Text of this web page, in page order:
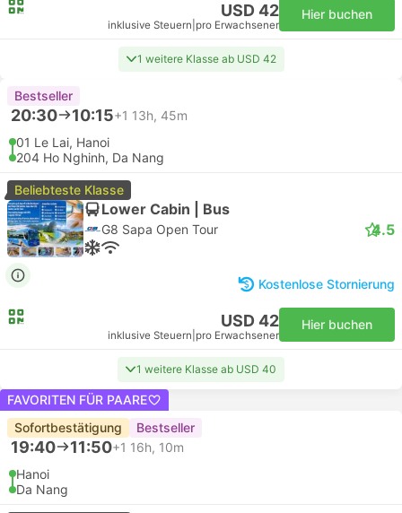
USD 42
inklusive Steuern pro Erwachsener
Hier buchen
1 weitere Klasse ab USD 42
Bestseller
20:30 10:15+1 13h, 45m
01 Le Lai, Hanoi
204 Ho Nghinh, Da Nang
Beliebteste Klasse
Lower Cabin | Bus
G8 Sapa Open Tour 4.5
Kostenlose Stornierung
USD 42
inklusive Steuern pro Erwachsener
Hier buchen
1 weitere Klasse ab USD 40
FAVORITEN FÜR PAARE
Sofortbestätigung
Bestseller
19:40 11:50+1 16h, 10m
Hanoi
Da Nang